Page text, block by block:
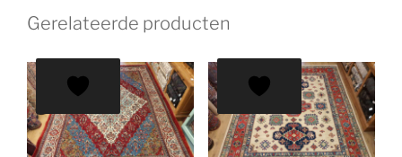
Gerelateerde producten